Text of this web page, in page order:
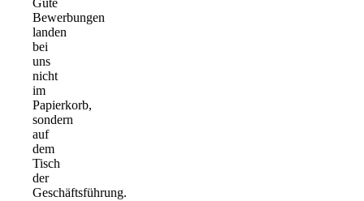
Gute
Bewerbungen
landen
bei
uns
nicht
im
Papierkorb,
sondern
auf
dem
Tisch
der
Geschäftsführung.